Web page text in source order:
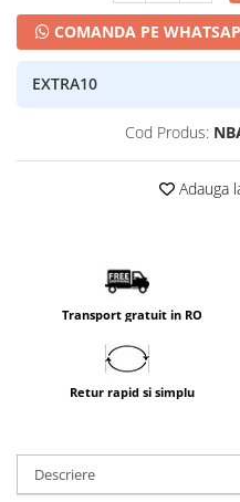
COMANDA PE
EXTRA10
Cod Produs:
Adauga
Transport gratuit in RO
Retur rapid si simplu
Descriere